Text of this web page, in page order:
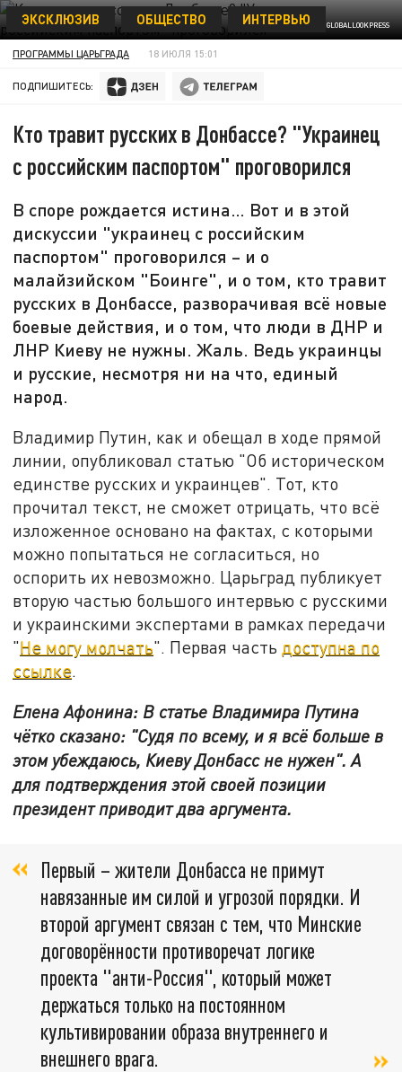
ФОТО: ALEXANDER REKUN / GLOBALLOOKPRESS
ЭКСКЛЮЗИВ ОБЩЕСТВО ИНТЕРВЬЮ
ПРОГРАММЫ ЦАРЬГРАДА 18 ИЮЛЯ 15:01
ПОДПИШИТЕСЬ:
Кто травит русских в Донбассе? "Украинец
с российским паспортом" проговорился
В споре рождается истина… Вот и в этой
дискуссии "украинец с российским
паспортом" проговорился – и о
малайзийском "Боинге", и о том, кто травит
русских в Донбассе, разворачивая всё новые
боевые действия, и о том, что люди в ДНР и
ЛНР Киеву не нужны. Жаль. Ведь украинцы
и русские, несмотря ни на что, единый
народ.
Владимир Путин, как и обещал в ходе прямой
линии, опубликовал статью "Об историческом
единстве русских и украинцев". Тот, кто
прочитал текст, не сможет отрицать, что всё
изложенное основано на фактах, с которыми
можно попытаться не согласиться, но
оспорить их невозможно. Царьград публикует
вторую частью большого интервью с русскими
и украинскими экспертами в рамках передачи
"Не могу молчать". Первая часть доступна по
ссылке.
Елена Афонина: В статье Владимира Путина
чётко сказано: "Судя по всему, и я всё больше в
этом убеждаюсь, Киеву Донбасс не нужен". А
для подтверждения этой своей позиции
президент приводит два аргумента.
Первый – жители Донбасса не примут
навязанные им силой и угрозой порядки. И
второй аргумент связан с тем, что Минские
договорённости противоречат логике
проекта "анти-Россия", который может
держаться только на постоянном
культивировании образа внутреннего и
внешнего врага.